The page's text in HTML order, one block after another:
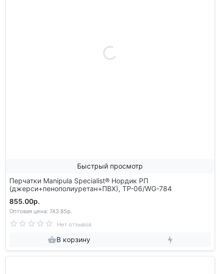
Быстрый просмотр
Перчатки Manipula Specialist® Нордик РП
(джерси+пенополиуретан+ПВХ), TP-06/WG-784
855.00р.
Оптовая цена: 743.85р.
Нет отзывов
В корзину